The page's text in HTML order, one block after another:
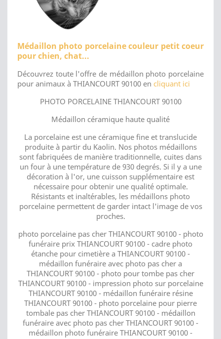
Médaillon photo porcelaine couleur petit coeur
pour chien, chat...
Découvrez toute l'offre de médaillon photo porcelaine
pour animaux à THIANCOURT 90100 en cliquant ici
PHOTO PORCELAINE THIANCOURT 90100
Médaillon céramique haute qualité
La porcelaine est une céramique fine et translucide
produite à partir du Kaolin. Nos photos médaillons
sont fabriquées de manière traditionnelle, cuites dans
un four à une température de 930 degrés. Si il y a une
décoration à l'or, une cuisson supplémentaire est
nécessaire pour obtenir une qualité optimale.
Résistants et inaltérables, les médaillons photo
porcelaine permettent de garder intact l'image de vos
proches.
photo porcelaine pas cher THIANCOURT 90100 - photo
funéraire prix THIANCOURT 90100 - cadre photo
étanche pour cimetière a THIANCOURT 90100 -
médaillon funéraire avec photo pas cher a
THIANCOURT 90100 - photo pour tombe pas cher
THIANCOURT 90100 - impression photo sur porcelaine
THIANCOURT 90100 - médaillon funéraire résine
THIANCOURT 90100 - photo porcelaine pour pierre
tombale pas cher THIANCOURT 90100 - médaillon
funéraire avec photo pas cher THIANCOURT 90100 -
médaillon photo funéraire THIANCOURT 90100 -